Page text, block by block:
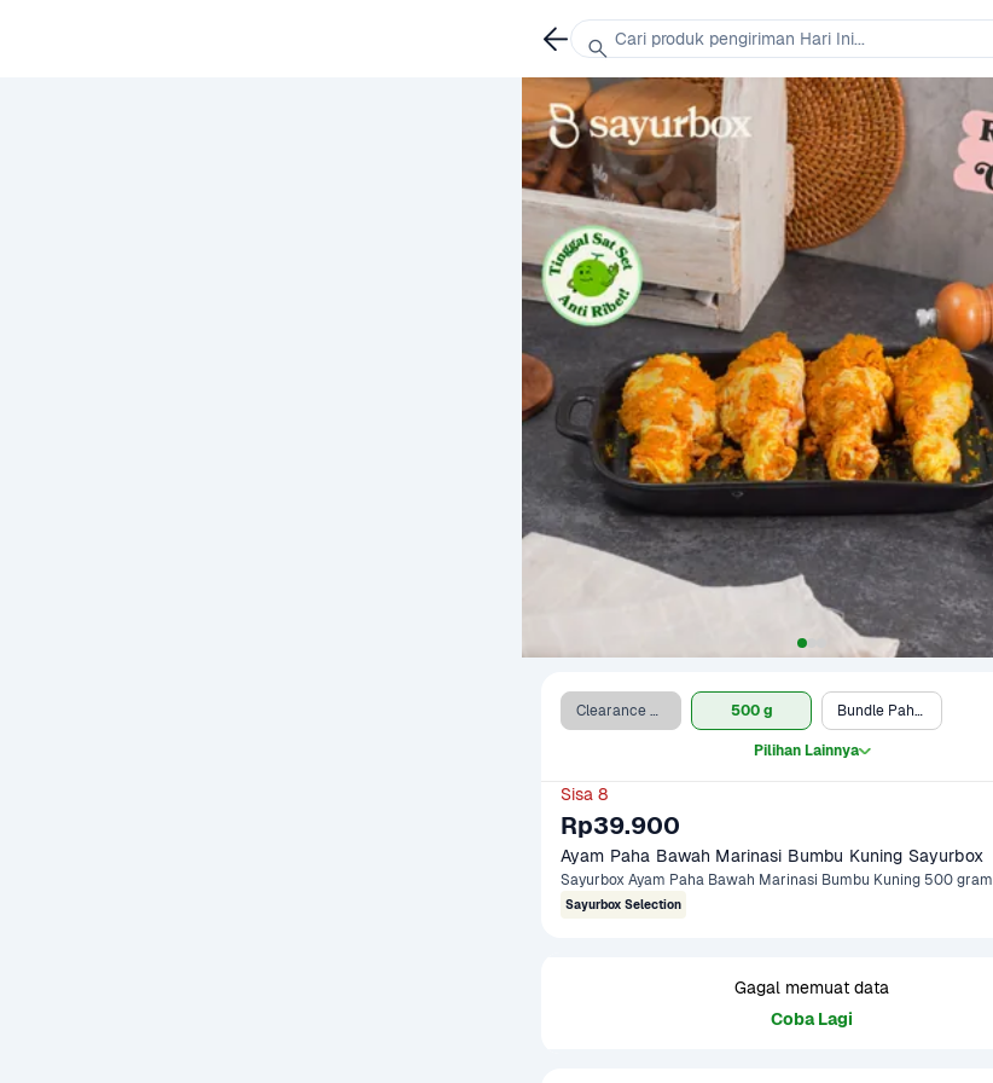
Clearance Sale (500 g) 500 g Bundle Paha & Cabai Bawang
Pilihan Lainnya
Sisa 8
Rp39.900
Ayam Paha Bawah Marinasi Bumbu Kuning Sayurbox
Sayurbox Ayam Paha Bawah Marinasi Bumbu Kuning 500 gram
Sayurbox Selection
Gagal memuat data
Coba Lagi
Cari produk pengiriman Hari Ini...